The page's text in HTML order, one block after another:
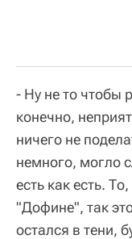
- Ну не то чтобы
конечно,
ничего не
немного, могло
есть как есть.
"Дофине", так
остался в тени,